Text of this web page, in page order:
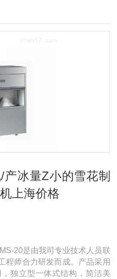
冰量Z小的雪花制
上海价格
20是由我司专业技术人员联
程师合力研发而成。产品采用
独立型一体式结构，简洁美